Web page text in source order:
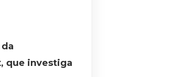
que investiga